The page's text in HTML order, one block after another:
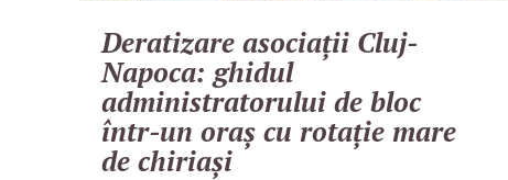
Deratizare asociații Cluj-
Napoca: ghidul
administratorului de bloc
într-un oraș cu rotație mare
de chiriași